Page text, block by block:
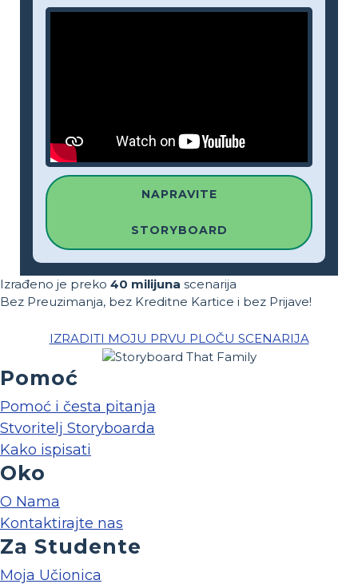
NAPRAVITE
STORYBOARD
Izrađeno je preko 40 milijuna scenarija
Bez Preuzimanja, bez Kreditne Kartice i bez Prijave!
IZRADITI MOJU PRVU PLOČU SCENARIJA
Pomoć
Pomoć i česta pitanja
Stvoritelj Storyboarda
Kako ispisati
Oko
O Nama
Kontaktirajte nas
Za Studente
Moja Učionica